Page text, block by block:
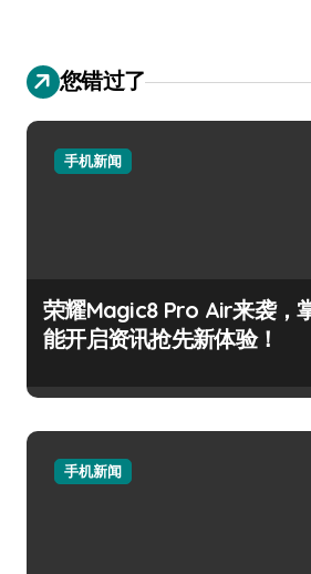
您错过了
手机新闻
荣耀Magic8 Pro Air来袭，
能开启资讯抢先新体验！
手机新闻